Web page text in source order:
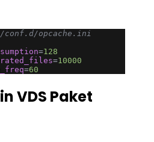
opcache.ini
=128
=10000
=60
VDS Paket